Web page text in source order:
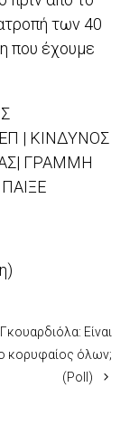
των 40
που έχουμε
| ΚΙΝΔΥΝΟΣ
ΓΡΑΜΜΗ
Είναι
κορυφαίος όλων;
(Poll)